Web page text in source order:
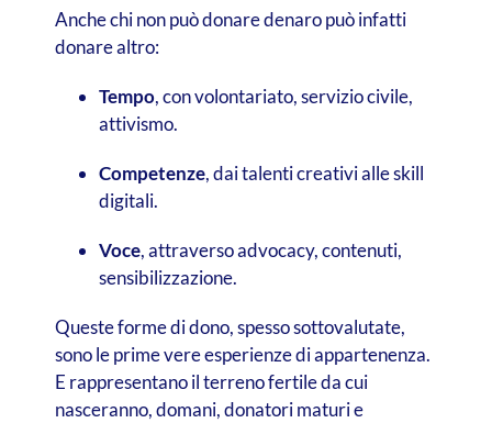
Anche chi non può donare denaro può infatti
donare altro:
Tempo, con volontariato, servizio civile,
attivismo.
Competenze, dai talenti creativi alle skill
digitali.
Voce, attraverso advocacy, contenuti,
sensibilizzazione.
Queste forme di dono, spesso sottovalutate,
sono le prime vere esperienze di appartenenza.
E rappresentano il terreno fertile da cui
nasceranno, domani, donatori maturi e